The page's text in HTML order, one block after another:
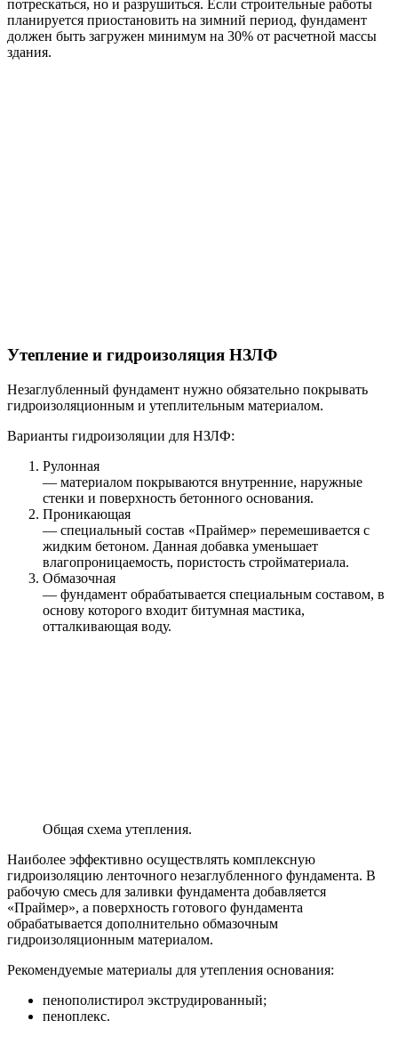
потрескаться, но и разрушиться. Если строительные работы
планируется приостановить на зимний период, фундамент
должен быть загружен минимум на 30% от расчетной массы
здания.
Утепление и гидроизоляция НЗЛФ
Незаглубленный фундамент нужно обязательно покрывать
гидроизоляционным и утеплительным материалом.
Варианты гидроизоляции для НЗЛФ:
Рулонная
— материалом покрываются внутренние, наружные
стенки и поверхность бетонного основания.
Проникающая
— специальный состав «Праймер» перемешивается с
жидким бетоном. Данная добавка уменьшает
влагопроницаемость, пористость стройматериала.
Обмазочная
— фундамент обрабатывается специальным составом, в
основу которого входит битумная мастика,
отталкивающая воду.
Общая схема утепления.
Наиболее эффективно осуществлять комплексную
гидроизоляцию ленточного незаглубленного фундамента. В
рабочую смесь для заливки фундамента добавляется
«Праймер», а поверхность готового фундамента
обрабатывается дополнительно обмазочным
гидроизоляционным материалом.
Рекомендуемые материалы для утепления основания:
пенополистирол экструдированный;
пеноплекс.